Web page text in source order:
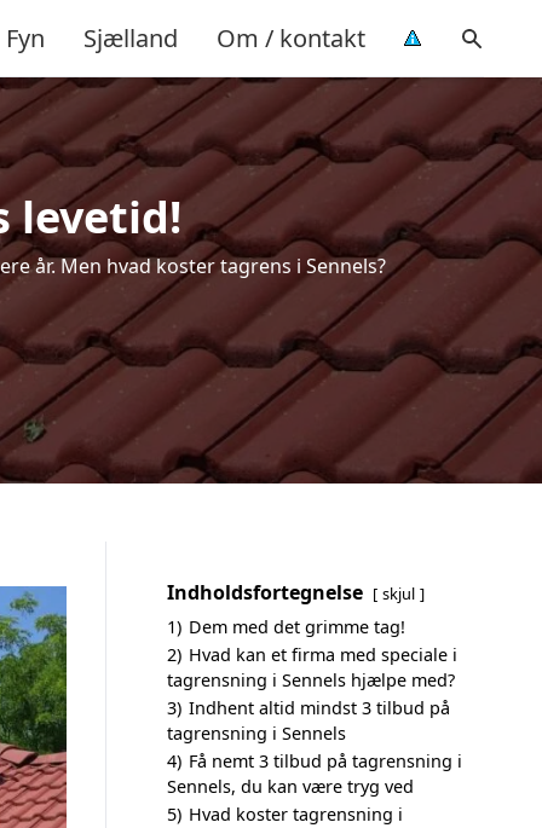
Fyn Sjælland Om / kontakt
levetid!
år. Men hvad koster tagrens i Sennels?
Indholdsfortegnelse skjul
1) Dem med det grimme tag!
2) Hvad kan et firma med speciale i
tagrensning i Sennels hjælpe med?
3) Indhent altid mindst 3 tilbud på
tagrensning i Sennels
4) Få nemt 3 tilbud på tagrensning i
Sennels, du kan være tryg ved
5) Hvad koster tagrensning i